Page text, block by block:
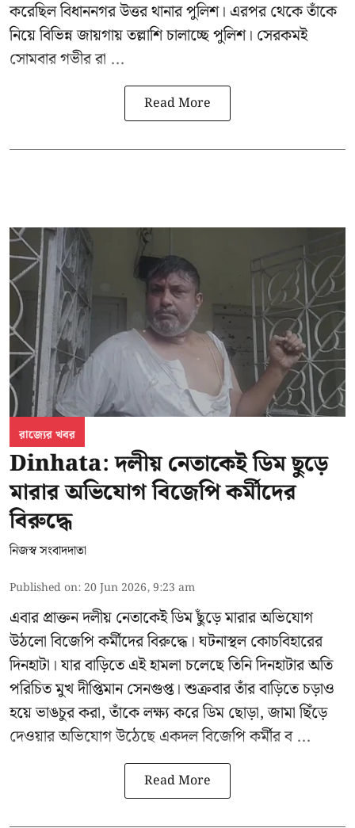
করেছিল বিধাননগর উত্তর থানার পুলিশ। এরপর থেকে তাঁকে
নিয়ে বিভিন্ন জায়গায় তল্লাশি চালাচ্ছে পুলিশ। সেরকমই
সোমবার গভীর রা ...
Read More
রাজ্যের খবর
Dinhata: দলীয় নেতাকেই ডিম ছুড়ে
মারার অভিযোগ বিজেপি কর্মীদের
বিরুদ্ধে
নিজস্ব সংবাদদাতা
Published on: 20 Jun 2026, 9:23 am
এবার প্রাক্তন দলীয় নেতাকেই ডিম ছুঁড়ে মারার অভিযোগ
উঠলো বিজেপি কর্মীদের বিরুদ্ধে। ঘটনাস্থল কোচবিহারের
দিনহাটা। যার বাড়িতে এই হামলা চলেছে তিনি দিনহাটার অতি
পরিচিত মুখদীপ্তিমান সেনগুপ্ত।শুক্রবার তাঁর বাড়িতে চড়াও
হয়ে ভাঙচুর করা, তাঁকে লক্ষ্য করে ডিম ছোড়া, জামা ছিঁড়ে
দেওয়ার অভিযোগ উঠেছে একদল বিজেপি কর্মীর ব ...
Read More